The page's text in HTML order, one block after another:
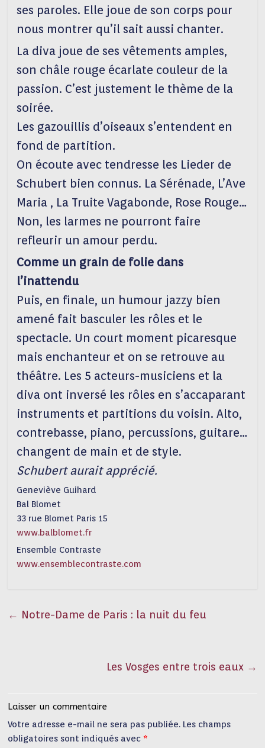
ses paroles. Elle joue de son corps pour
nous montrer qu’il sait aussi chanter.
La diva joue de ses vêtements amples,
son châle rouge écarlate couleur de la
passion. C’est justement le thème de la
soirée.
Les gazouillis d’oiseaux s’entendent en
fond de partition.
On écoute avec tendresse les Lieder de
Schubert bien connus. La Sérénade, L’Ave
Maria , La Truite Vagabonde, Rose Rouge…
Non, les larmes ne pourront faire
refleurir un amour perdu.
Comme un grain de folie dans
l’inattendu
Puis, en finale, un humour jazzy bien
amené fait basculer les rôles et le
spectacle. Un court moment picaresque
mais enchanteur et on se retrouve au
théâtre. Les 5 acteurs-musiciens et la
diva ont inversé les rôles en s’accaparant
instruments et partitions du voisin. Alto,
contrebasse, piano, percussions, guitare…
changent de main et de style.
Schubert aurait apprécié.
Geneviève Guihard
Bal Blomet
33 rue Blomet Paris 15
www.balblomet.fr
Ensemble Contraste
www.ensemblecontraste.com
← Notre-Dame de Paris : la nuit du feu
Les Vosges entre trois eaux →
Laisser un commentaire
Votre adresse e-mail ne sera pas publiée. Les champs
obligatoires sont indiqués avec *